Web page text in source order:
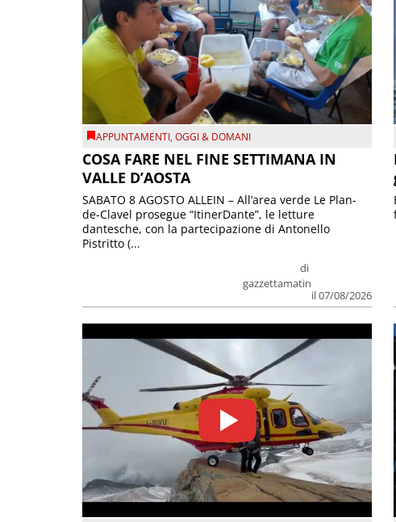
APPUNTAMENTI,OGGI & DOMANI
COSA FARE NEL FINE SETTIMANA IN
VALLE D’AOSTA
di
gazzettamatin
il 07/08/2026
SABATO 8 AGOSTO ALLEIN – All’area verde Le Plan-
de-Clavel prosegue “ItinerDante”, le letture
dantesche, con la partecipazione di Antonello
Pistritto (...